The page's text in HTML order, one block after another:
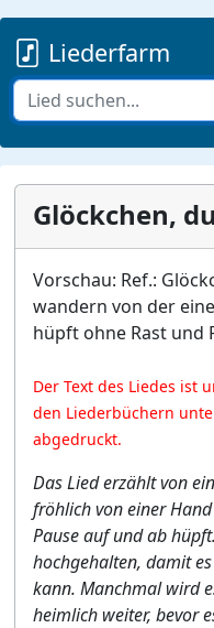
Liederfarm
Glöckchen,
Vorschau: Ref.:
wandern von der
hüpft ohne Rast und
Der Text des Liedes ist
den Liederbüchern
abgedruckt.
Das Lied erzählt von
fröhlich von einer
Pause auf und ab
hochgehalten, damit
kann. Manchmal wird
heimlich weiter, bevor